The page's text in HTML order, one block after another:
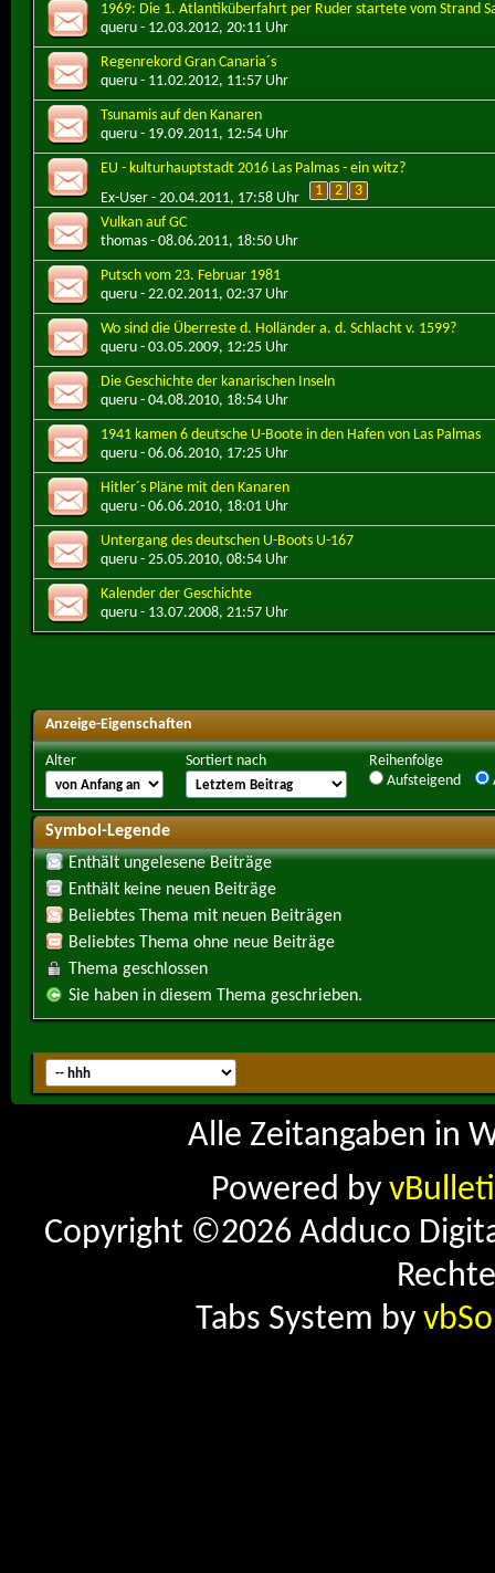
1969: Die 1. Atlantiküberfahrt per Ruder startete vom Strand
queru - 12.03.2012, 20:11 Uhr
Regenrekord Gran Canaria´s
queru - 11.02.2012, 11:57 Uhr
Tsunamis auf den Kanaren
queru - 19.09.2011, 12:54 Uhr
EU - kulturhauptstadt 2016 Las Palmas - ein witz?
Ex-User - 20.04.2011, 17:58 Uhr 1 2
3
Vulkan auf GC
thomas - 08.06.2011, 18:50 Uhr
Putsch vom 23. Februar 1981
queru - 22.02.2011, 02:37 Uhr
Wo sind die Überreste d. Holländer a. d. Schlacht v. 1599?
queru - 03.05.2009, 12:25 Uhr
Die Geschichte der kanarischen Inseln
queru - 04.08.2010, 18:54 Uhr
1941 kamen 6 deutsche U-Boote in den Hafen von Las Palmas
queru - 06.06.2010, 17:25 Uhr
Hitler´s Pläne mit den Kanaren
queru - 06.06.2010, 18:01 Uhr
Untergang des deutschen U-Boots U-167
queru - 25.05.2010, 08:54 Uhr
Kalender der Geschichte
queru - 13.07.2008, 21:57 Uhr
Anzeige-Eigenschaften
Alter Sortiert nach
Reihenfolge
Aufsteigend
Symbol-Legende
Enthält ungelesene Beiträge
Enthält keine neuen Beiträge
Beliebtes Thema mit neuen Beiträgen
Beliebtes Thema ohne neue Beiträge
Thema geschlossen
Sie haben in diesem Thema geschrieben.
Alle Zeitangaben in
Powered by
Copyright ©2026 Adduco
Tabs System by